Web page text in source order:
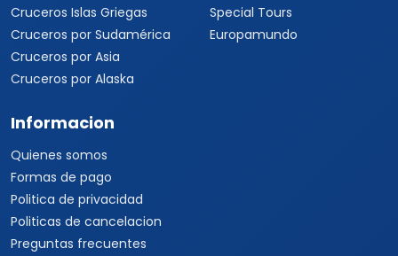
Cruceros Islas Griegas
Cruceros por Sudamérica
Cruceros por Asia
Cruceros por Alaska
Special Tours
Europamundo
Informacion
Quienes somos
Formas de pago
Politica de privacidad
Politicas de cancelacion
Preguntas frecuentes